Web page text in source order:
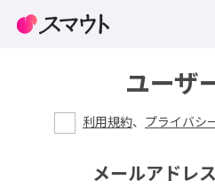
ユーザ
利用規約、 プライバシ
メールアドレ